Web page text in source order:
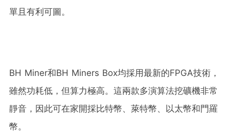
單且有利可圖。
BH Miner和BH Miners Box均採用最新的FPGA技術，
雖然功耗低，但算力極高。這兩款多演算法挖礦機非常
靜音，因此可在家開採比特幣、萊特幣、以太幣和門羅
幣。